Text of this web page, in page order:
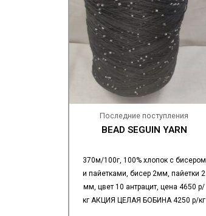
Последние поступления
BEAD SEGUIN YARN
370м/100г, 100% хлопок с бисером
и пайетками, бисер 2мм, пайетки 2
мм, цвет 10 антрацит, цена 4650 р/
кг АКЦИЯ ЦЕЛАЯ БОБИНА 4250 р/кг